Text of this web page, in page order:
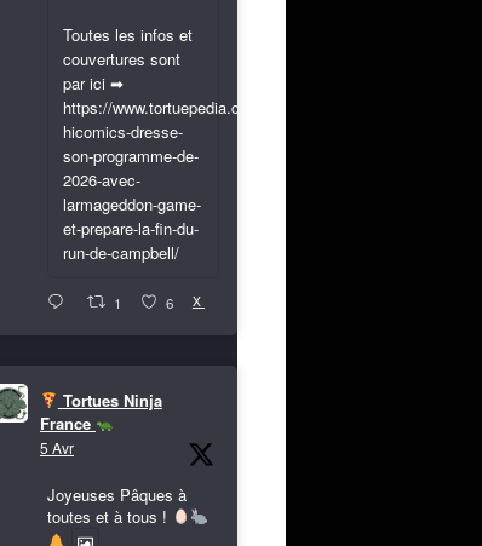
Toutes les infos et
couvertures sont
par ici ➡
https://www.tortuepedia.com/2026/03/31/exclusif-
hicomics-dresse-
son-programme-de-
2026-avec-
larmageddon-game-
et-prepare-la-fin-du-
run-de-campbell/
1 6 X
Tortues Ninja
France
5 Avr
Joyeuses Pâques à
toutes et à tous !